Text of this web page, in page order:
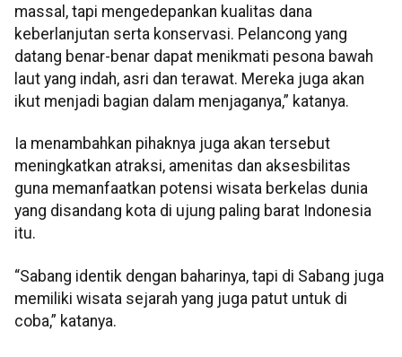
massal, tapi mengedepankan kualitas dana
keberlanjutan serta konservasi. Pelancong yang
datang benar-benar dapat menikmati pesona bawah
laut yang indah, asri dan terawat. Mereka juga akan
ikut menjadi bagian dalam menjaganya,” katanya.
Ia menambahkan pihaknya juga akan tersebut
meningkatkan atraksi, amenitas dan aksesbilitas
guna memanfaatkan potensi wisata berkelas dunia
yang disandang kota di ujung paling barat Indonesia
itu.
“Sabang identik dengan baharinya, tapi di Sabang juga
memiliki wisata sejarah yang juga patut untuk di
coba,” katanya.